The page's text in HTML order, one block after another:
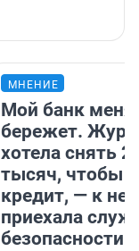
МНЕНИЕ
Мой банк меня
бережет.
хотела снять
тысяч, чтобы
кредит, — к
приехала
безопасности